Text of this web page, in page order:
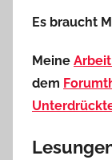
Es braucht
Meine
dem